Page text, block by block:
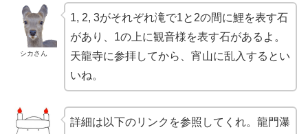
シカさん
1, 2, 3がそれぞれ滝で1と2の間に鯉を表す石
があり、1の上に観音様を表す石があるよ。
天龍寺に参拝してから、宵山に乱入するとい
いね。
詳細は以下のリンクを参照してくれ。龍門瀑